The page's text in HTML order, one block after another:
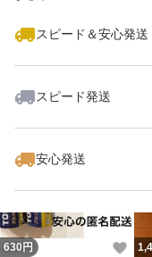
スピード＆安心発送
スピード発送
安心発送
630 円 い